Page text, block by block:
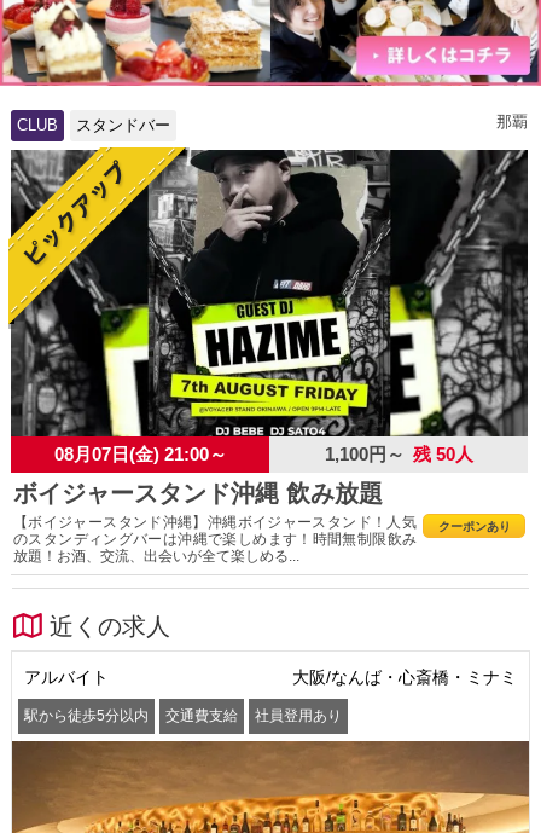
CLUB スタンドバー 那覇
08月07日(金) 21:00～ 1,100円～ 残 50人
ボイジャースタンド沖縄 飲み放題
クーポンあり
【ボイジャースタンド沖縄】沖縄ボイジャースタンド！人気
のスタンディングバーは沖縄で楽しめます！時間無制限飲み
放題！お酒、交流、出会いが全て楽しめる...
近くの求人
アルバイト 大阪/なんば・心斎橋・ミナミ
駅から徒歩5分以内 交通費支給 社員登用あり